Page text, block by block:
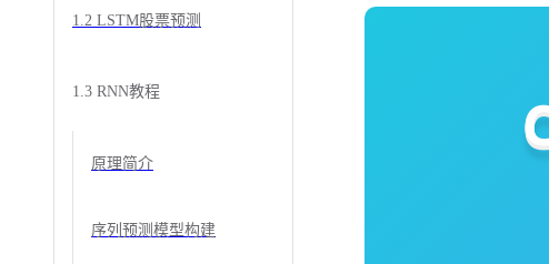
1.2 LSTM股票预测
1.3 RNN教程
原理简介
序列预测模型构建